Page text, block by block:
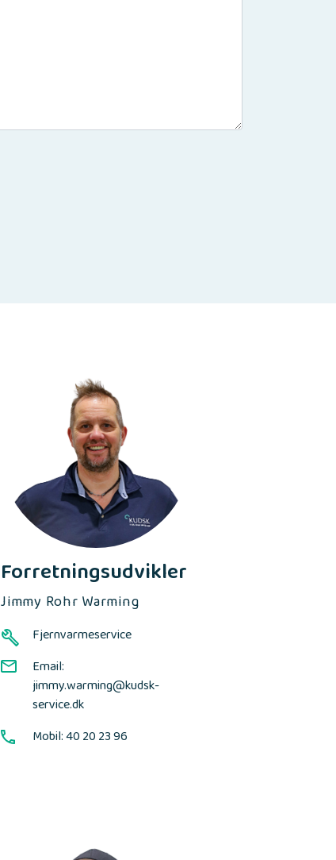
Forretningsudvikler
Jimmy Rohr Warming
Fjernvarmeservice
Email:
jimmy.warming@kudsk-
service.dk
Mobil: 40 20 23 96